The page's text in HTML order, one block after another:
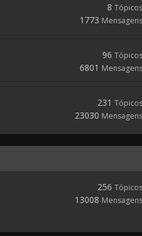
8 Tópicos
1773 Mensagens
96 Tópicos
6801 Mensagens
231 Tópicos
23030 Mensagens
256 Tópicos
13008 Mensagens